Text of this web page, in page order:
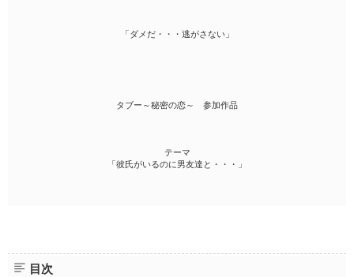
「ダメだ・・・逃がさない」
タブー～秘密の恋～ 参加作品
テーマ
「彼氏がいるのに男友達と・・・」
目次